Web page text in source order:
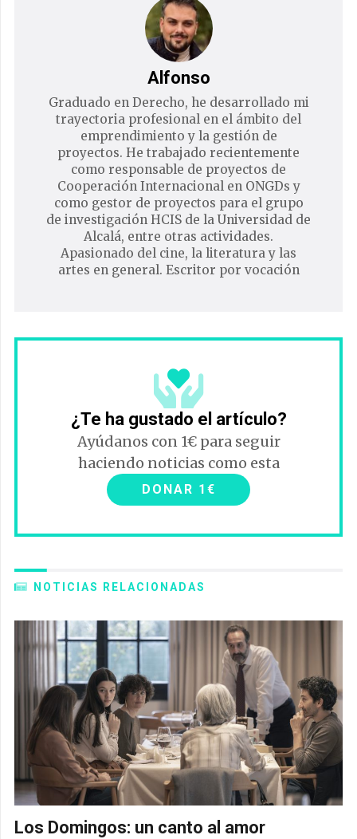
Alfonso
Graduado en Derecho, he desarrollado mi
trayectoria profesional en el ámbito del
emprendimiento y la gestión de
proyectos. He trabajado recientemente
como responsable de proyectos de
Cooperación Internacional en ONGDs y
como gestor de proyectos para el grupo
de investigación HCIS de la Universidad de
Alcalá, entre otras actividades.
Apasionado del cine, la literatura y las
artes en general. Escritor por vocación
¿Te ha gustado el artículo?
Ayúdanos con 1€ para seguir
haciendo noticias como esta
DONAR 1€
NOTICIAS RELACIONADAS
Los Domingos: un canto al amor